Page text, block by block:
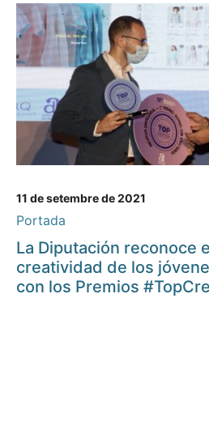
11 de setembre de 2021
Portada
La Diputación reconoce
creatividad de los
con los Premios